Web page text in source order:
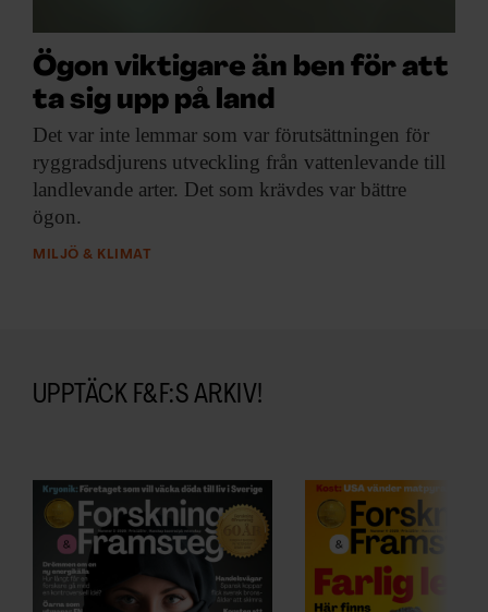
LYSSNA/PODD
EVENEMANG & RESOR
SHOP
KONTAKTA F&F
OM F&F
Ögon viktigare än ben för att
ta sig upp på land
Det var inte lemmar som var förutsättningen för
ryggradsdjurens utveckling från vattenlevande till
landlevande arter. Det som krävdes var bättre
ögon.
MILJÖ & KLIMAT
UPPTÄCK F&F:S ARKIV!